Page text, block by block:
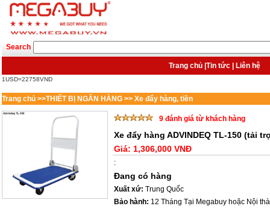
Search
Trang chủ Tin tức Liên hệ
1USD=22758VND
Trang chủ >>THIẾT BỊ NGÂN HÀNG >> Xe đẩy hàng, tiền
9 đánh giá từ khách hàng
Xe đẩy hàng ADVINDEQ TL-150 (tải
Giá: 1,306,000 VNĐ
:
Đang có hàng
Xuất xứ: Trung Quốc
Bảo hành: 12 Tháng Tại Megabuy hoặc Nội